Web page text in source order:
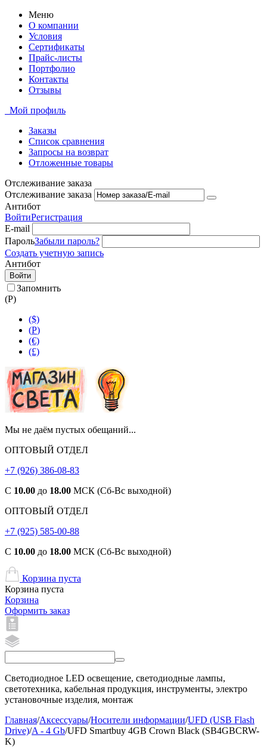
Меню
О компании
Условия
Сертификаты
Прайс-листы
Портфолио
Контакты
Отзывы
Мой профиль
Заказы
Список сравнения
Запросы на возврат
Отложенные товары
Отслеживание заказа
Отслеживание заказа
Антибот
ВойтиРегистрация
E-mail
ПарольЗабыли пароль?
Создать учетную запись
Антибот
Войти
Запомнить
(Р)
($)
(Р)
(€)
(£)
Мы не даём пустых обещаний...
ОПТОВЫЙ ОТДЕЛ
+7 (926) 386-08-83
С 10.00 до 18.00 МСК (Сб-Вс выходной)
ОПТОВЫЙ ОТДЕЛ
+7 (925) 585-00-88
С 10.00 до 18.00 МСК (Сб-Вс выходной)
Корзина пуста
Корзина пуста
Корзина
Оформить заказ
Светодиодное LED освещение, светодиодные лампы,
светотехника, кабельная продукция, инструменты, электро
установочные изделия, монтаж
Главная/Аксессуары/Носители информации/UFD (USB Flash
Drive)/A - 4 Gb/UFD Smartbuy 4GB Crown Black (SB4GBCRW-
K)